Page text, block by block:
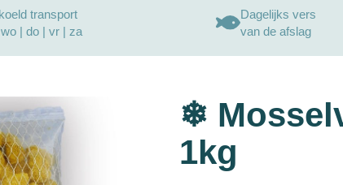
transport
| do | vr | za
Dagelijks vers
van de afslag
❄
1kg